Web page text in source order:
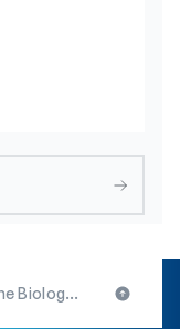
didattico per l’Esame di Stato